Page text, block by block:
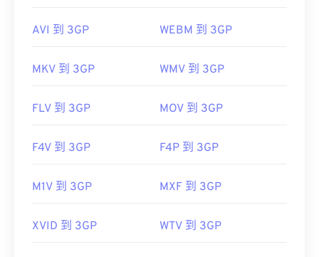
AVI 到 3GP WEBM 到 3GP
MKV 到 3GP WMV 到 3GP
FLV 到 3GP MOV 到 3GP
F4V 到 3GP F4P 到 3GP
M1V 到 3GP MXF 到 3GP
XVID 到 3GP WTV 到 3GP